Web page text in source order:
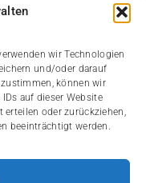
wir Technologien
und/oder darauf
können wir
auf dieser Website
erteilen oder zurückziehen,
beeinträchtigt werden.